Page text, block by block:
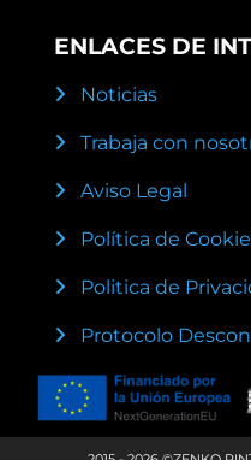
ENLACES DE
Noticias
Trabaja con
Aviso Legal
Política de
Politica de
Protocolo